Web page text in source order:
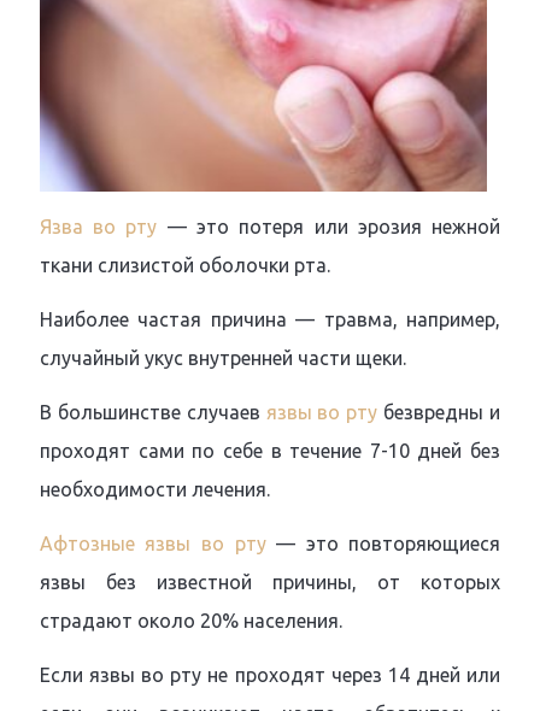
Язва во рту — это потеря или эрозия нежной
ткани слизистой оболочки рта.
Наиболее частая причина — травма, например,
случайный укус внутренней части щеки.
В большинстве случаев язвы во рту безвредны и
проходят сами по себе в течение 7-10 дней без
необходимости лечения.
Афтозные язвы во рту— это повторяющиеся
язвы без известной причины, от которых
страдают около 20% населения.
Если язвы во рту не проходят через 14 дней или